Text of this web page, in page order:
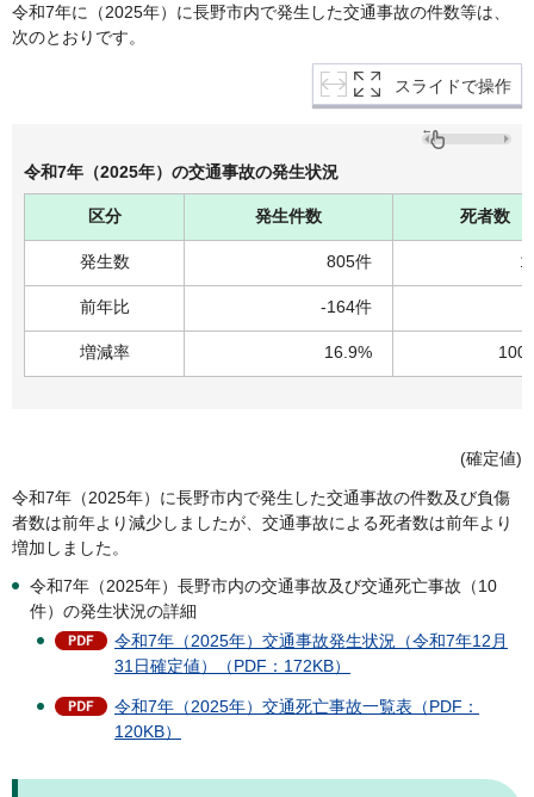
令和7年に（2025年）に長野市内で発生した交通事故の件数等は、
次のとおりです。
スライドで操作
令和7年（2025年）の交通事故の発生状況
区分 発生件数 死者数
発生数 805件
前年比 -164件
増減率 16.9%
(確定値)
令和7年（2025年）に長野市内で発生した交通事故の件数及び負傷
者数は前年より減少しましたが、交通事故による死者数は前年より
増加しました。
令和7年（2025年）長野市内の交通事故及び交通死亡事故（10
件）の発生状況の詳細
令和7年（2025年）交通事故発生状況（令和7年12月
31日確定値）（PDF：172KB）
令和7年（2025年）交通死亡事故一覧表（PDF：
120KB）